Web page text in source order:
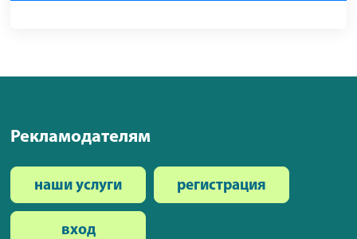
Рекламодателям
наши услуги регистрация
вход